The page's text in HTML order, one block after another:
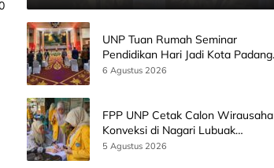
UNP Tuan Rumah Seminar
Pendidikan Hari Jadi Kota Padang
Bersama Wamen Diktisainstek dan
6 Agustus 2026
FPP UNP Cetak Calon Wirausaha
Konveksi di Nagari Lubuak
Batingkok Limapuluh Kota
5 Agustus 2026